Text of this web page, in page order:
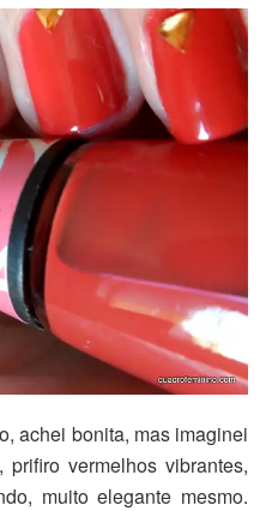
achei bonita, mas imaginei
vermelhos vibrantes,
muito elegante mesmo.